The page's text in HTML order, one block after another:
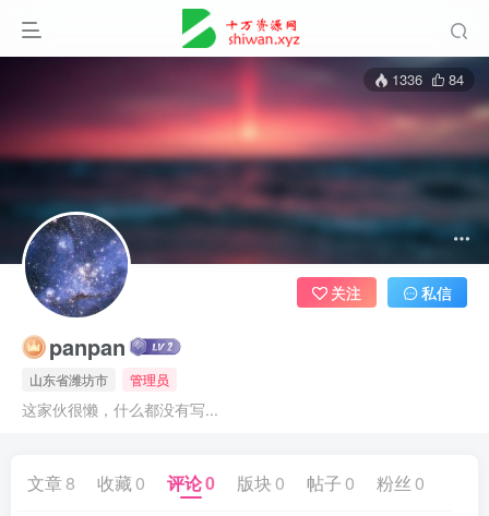
1336 84
panpan
山东省潍坊市 管理员
这家伙很懒，什么都没有写...
关注 私信
文章8 收藏 0 评论0 版块 0 帖子 0 粉丝 0